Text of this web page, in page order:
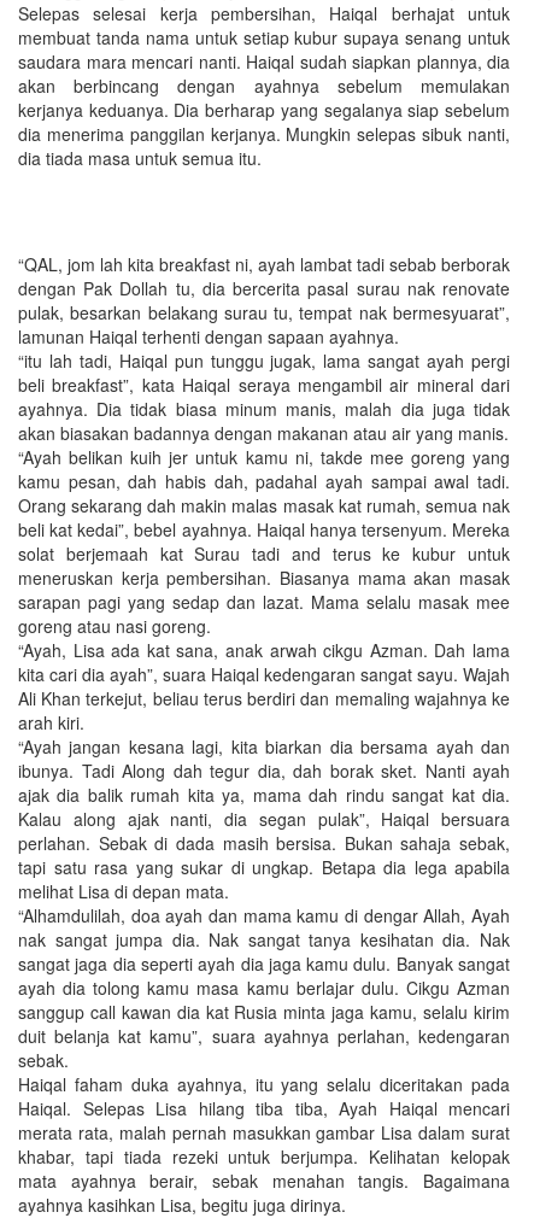
Selepas selesai kerja pembersihan, Haiqal berhajat untuk
membuat tanda nama untuk setiap kubur supaya senang untuk
saudara mara mencari nanti. Haiqal sudah siapkan plannya, dia
akan berbincang dengan ayahnya sebelum memulakan
kerjanya keduanya. Dia berharap yang segalanya siap sebelum
dia menerima panggilan kerjanya. Mungkin selepas sibuk nanti,
dia tiada masa untuk semua itu.
“QAL, jom lah kita breakfast ni, ayah lambat tadi sebab berborak
dengan Pak Dollah tu, dia bercerita pasal surau nak renovate
pulak, besarkan belakang surau tu, tempat nak bermesyuarat”,
lamunan Haiqal terhenti dengan sapaan ayahnya.
“itu lah tadi, Haiqal pun tunggu jugak, lama sangat ayah pergi
beli breakfast”, kata Haiqal seraya mengambil air mineral dari
ayahnya. Dia tidak biasa minum manis, malah dia juga tidak
akan biasakan badannya dengan makanan atau air yang manis.
“Ayah belikan kuih jer untuk kamu ni, takde mee goreng yang
kamu pesan, dah habis dah, padahal ayah sampai awal tadi.
Orang sekarang dah makin malas masak kat rumah, semua nak
beli kat kedai”, bebel ayahnya. Haiqal hanya tersenyum. Mereka
solat berjemaah kat Surau tadi and terus ke kubur untuk
meneruskan kerja pembersihan. Biasanya mama akan masak
sarapan pagi yang sedap dan lazat. Mama selalu masak mee
goreng atau nasi goreng.
“Ayah, Lisa ada kat sana, anak arwah cikgu Azman. Dah lama
kita cari dia ayah”, suara Haiqal kedengaran sangat sayu. Wajah
Ali Khan terkejut, beliau terus berdiri dan memaling wajahnya ke
arah kiri.
“Ayah jangan kesana lagi, kita biarkan dia bersama ayah dan
ibunya. Tadi Along dah tegur dia, dah borak sket. Nanti ayah
ajak dia balik rumah kita ya, mama dah rindu sangat kat dia.
Kalau along ajak nanti, dia segan pulak”, Haiqal bersuara
perlahan. Sebak di dada masih bersisa. Bukan sahaja sebak,
tapi satu rasa yang sukar di ungkap. Betapa dia lega apabila
melihat Lisa di depan mata.
“Alhamdulilah, doa ayah dan mama kamu di dengar Allah, Ayah
nak sangat jumpa dia. Nak sangat tanya kesihatan dia. Nak
sangat jaga dia seperti ayah dia jaga kamu dulu. Banyak sangat
ayah dia tolong kamu masa kamu berlajar dulu. Cikgu Azman
sanggup call kawan dia kat Rusia minta jaga kamu, selalu kirim
duit belanja kat kamu”, suara ayahnya perlahan, kedengaran
sebak.
Haiqal faham duka ayahnya, itu yang selalu diceritakan pada
Haiqal. Selepas Lisa hilang tiba tiba, Ayah Haiqal mencari
merata rata, malah pernah masukkan gambar Lisa dalam surat
khabar, tapi tiada rezeki untuk berjumpa. Kelihatan kelopak
mata ayahnya berair, sebak menahan tangis. Bagaimana
ayahnya kasihkan Lisa, begitu juga dirinya.